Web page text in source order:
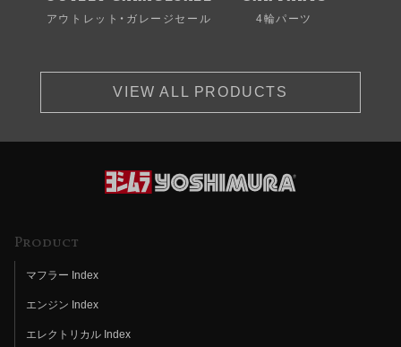
アウトレット・ガレージセール 4輪パーツ
VIEW ALL PRODUCTS
Product
マフラー Index
エンジン Index
エレクトリカル Index